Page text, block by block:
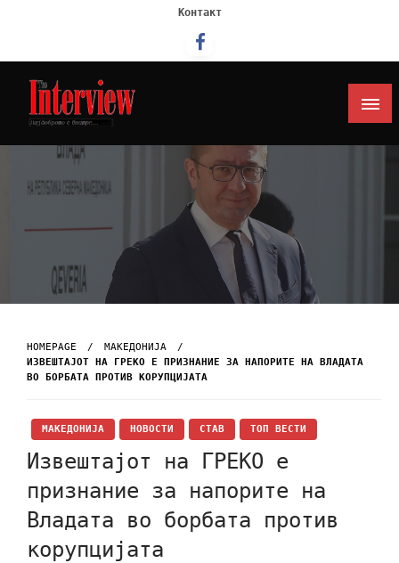
Контакт
Интервју
HOMEPAGE
МАКЕДОНИЈА
ИЗВЕШТАЈОТ НА ГРЕКО Е ПРИЗНАНИЕ ЗА НАПОРИТЕ НА ВЛАДАТА
ВО БОРБАТА ПРОТИВ КОРУПЦИЈАТА
МАКЕДОНИЈА НОВОСТИ СТАВ ТОП ВЕСТИ
Извештајот на ГРЕКО е
признание за напорите на
Владата во борбата против
корупцијата